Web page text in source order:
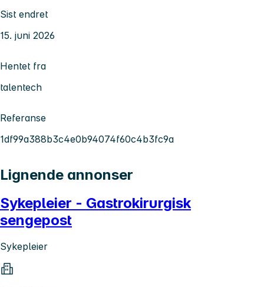
Sist endret
15. juni 2026
Hentet fra
talentech
Referanse
1df99a388b3c4e0b94074f60c4b3fc9a
Lignende annonser
Sykepleier - Gastrokirurgisk
sengepost
Sykepleier